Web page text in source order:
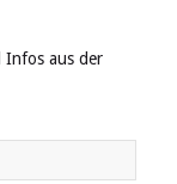
Infos aus der